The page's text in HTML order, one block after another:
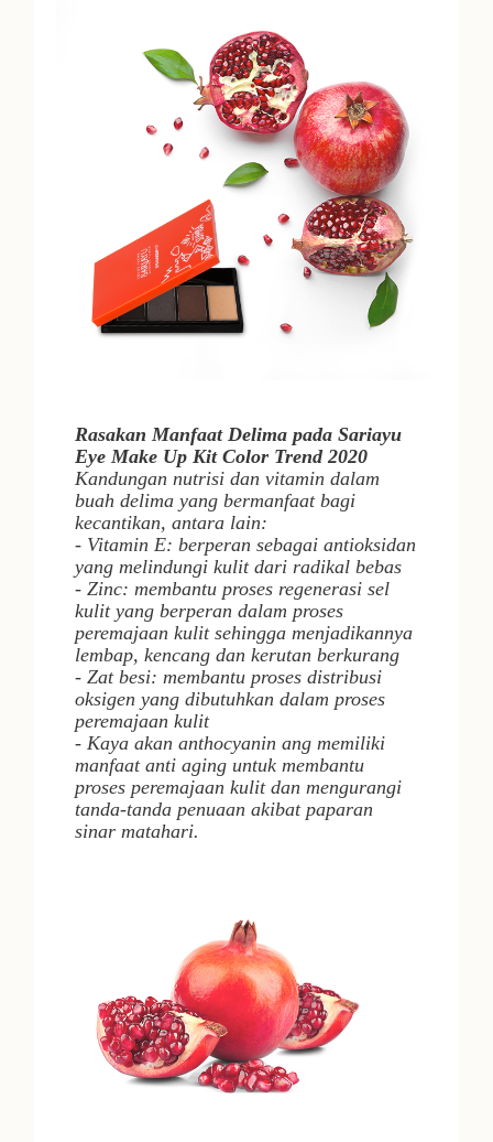
Rasakan Manfaat Delima pada Sariayu
Eye Make Up Kit Color Trend 2020
Kandungan nutrisi dan vitamin dalam
buah delima yang bermanfaat bagi
kecantikan, antara lain:
- Vitamin E: berperan sebagai antioksidan
yang melindungi kulit dari radikal bebas
- Zinc: membantu proses regenerasi sel
kulit yang berperan dalam proses
peremajaan kulit sehingga menjadikannya
lembap, kencang dan kerutan berkurang
- Zat besi: membantu proses distribusi
oksigen yang dibutuhkan dalam proses
peremajaan kulit
- Kaya akan anthocyanin ang memiliki
manfaat anti aging untuk membantu
proses peremajaan kulit dan mengurangi
tanda-tanda penuaan akibat paparan
sinar matahari.